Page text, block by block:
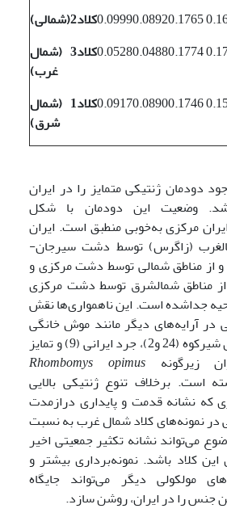
کلاد2(شمالی)0.09990.08920.1765
کلاد3 (شمال
غرب)
0.05280.04880.1774
کلاد1 (شمال
شرق)
0.09170.08900.1746
دودمان ژنتیکی متمایز را در ایران
وضعیت این دودمان با شکل
مرکزی به‌خوبی منطبق است. ایران
(زاگرس) توسط دشت سیرجان-
و از مناطق شمالی توسط دشت مرکزی و
از مناطق شمال­شرق توسط دشت مرکزی
جداشده است. این ناهمواری‌ها نقش
در آرایه‌های دیگر مانند موش خانگی
(14)، زیبا موش البرزی شیرکوه (24 و2)، جرد ایرانی (9) و تمایز
زیرگونهRhombomys opimus
داشته است. برخلاف تنوع ژنتیکی بالایی
که نشانه قدمت و پایداری درازمدت
در نمونه‌های کلاد شمال غرب به نسبت
می‌تواند نشانه تکثیر جمعیتی اخیر
کلاد باشد. نمونه‌برداری بیشتر و
مولکولی دیگر می‌تواند جایگاه
جنس را در ایران، روشن سازد.